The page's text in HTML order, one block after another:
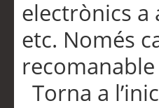
electrònics a
etc. Només
Torna a